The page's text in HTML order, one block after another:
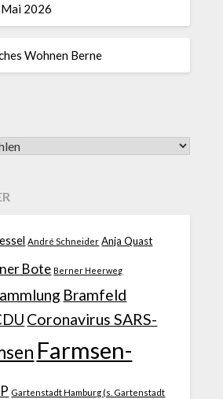
2026
Wohnen Berne
André Schneider Anja Quast
Bote Berner Heerweg
Bramfeld
Coronavirus SARS-
Farmsen-
Gartenstadt Hamburg (s. Gartenstadt